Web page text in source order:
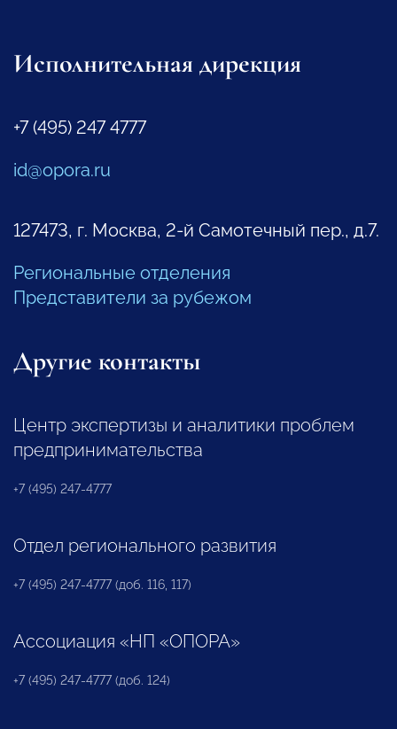
Исполнительная дирекция
+7 (495) 247 4777
id@opora.ru
127473, г. Москва, 2-й Самотечный пер., д.7.
Региональные отделения
Представители за рубежом
Другие контакты
Центр экспертизы и аналитики проблем
предпринимательства
+7 (495) 247-4777
Отдел регионального развития
+7 (495) 247-4777 (доб. 116, 117)
Ассоциация «НП «ОПОРА»
+7 (495) 247-4777 (доб. 124)